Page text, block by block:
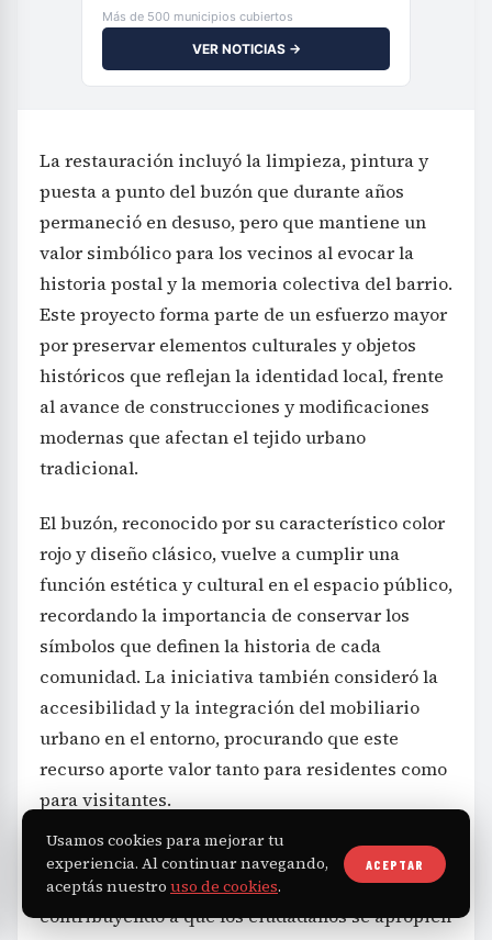
Más de 500 municipios cubiertos
VER NOTICIAS →
La restauración incluyó la limpieza, pintura y
puesta a punto del buzón que durante años
permaneció en desuso, pero que mantiene un
valor simbólico para los vecinos al evocar la
historia postal y la memoria colectiva del barrio.
Este proyecto forma parte de un esfuerzo mayor
por preservar elementos culturales y objetos
históricos que reflejan la identidad local, frente
al avance de construcciones y modificaciones
modernas que afectan el tejido urbano
tradicional.
El buzón, reconocido por su característico color
rojo y diseño clásico, vuelve a cumplir una
función estética y cultural en el espacio público,
recordando la importancia de conservar los
símbolos que definen la historia de cada
comunidad. La iniciativa también consideró la
accesibilidad y la integración del mobiliario
urbano en el entorno, procurando que este
recurso aporte valor tanto para residentes como
para visitantes.
Este tipo de intervenciones suma a la
valorización del patrimonio barrial,
contribuyendo a que los ciudadanos se apropien
Usamos cookies para mejorar tu
experiencia. Al continuar navegando,
aceptás nuestro uso de cookies.
ACEPTAR